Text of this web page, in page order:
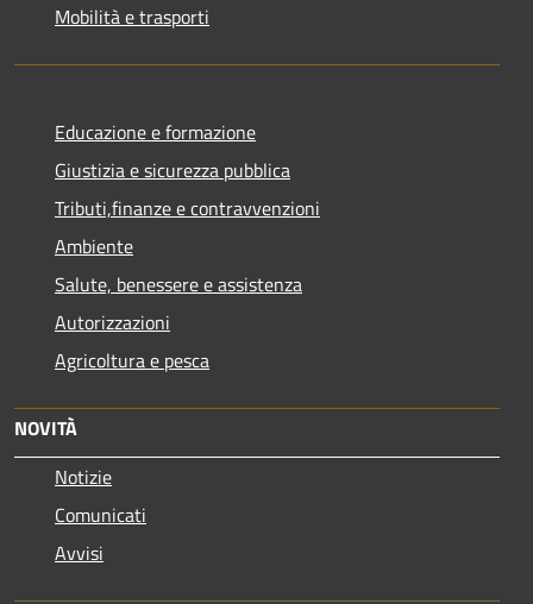
Mobilità e trasporti
Educazione e formazione
Giustizia e sicurezza pubblica
Tributi,finanze e contravvenzioni
Ambiente
Salute, benessere e assistenza
Autorizzazioni
Agricoltura e pesca
NOVITÀ
Notizie
Comunicati
Avvisi